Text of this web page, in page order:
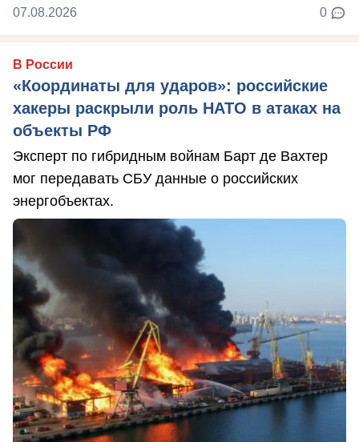
07.08.2026 0
В России
«Координаты для ударов»: российские
хакеры раскрыли роль НАТО в атаках на
объекты РФ
Эксперт по гибридным войнам Барт де Вахтер
мог передавать СБУ данные о российских
энергобъектах.